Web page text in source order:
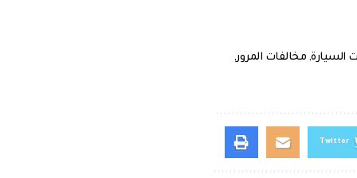
السيارة, مخالفات المرور,
Twitter